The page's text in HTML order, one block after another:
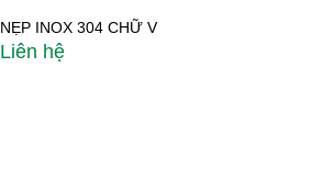
NẸP INOX 304 CHỮ V
Liên hệ